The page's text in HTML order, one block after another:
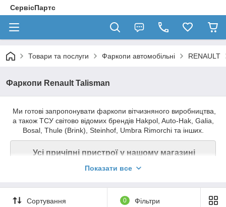
СервісПартс
Товари та послуги Фаркопи автомобільні RENAULT
Фаркопи Renault Talisman
Ми готові запропонувати фаркопи вітчизняного виробництва,
а також ТСУ світово відомих брендів Hakpol, Auto-Hak, Galia,
Bosal, Thule (Brink), Steinhof, Umbra Rimorchi та інших.
Усі причіпні пристрої у нашому магазині
залежності від типу фаркопа.
Показати все
Сортування 0 Фільтри